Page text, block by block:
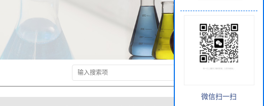
微信扫一扫